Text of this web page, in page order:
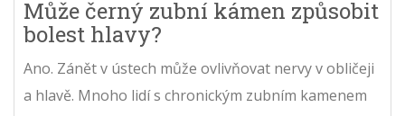
Může černý zubní kámen způsobit
bolest hlavy?
Ano. Zánět v ústech může ovlivňovat nervy v obličeji
a hlavě. Mnoho lidí s chronickým zubním kamenem